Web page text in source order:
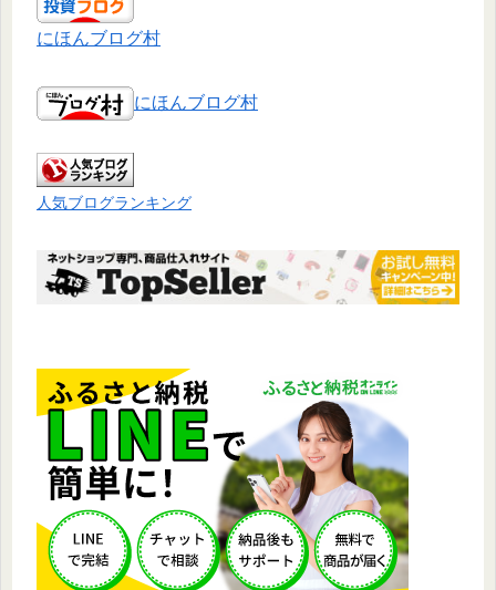
にほんブログ村
にほんブログ村
人気ブログランキング